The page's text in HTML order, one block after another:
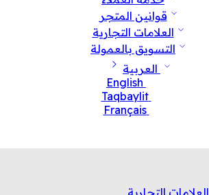
قوانين المتجر
العلامات التجارية
التسويق بالعمولة
العربية
English
Taqbaylit
Français
العلامات التجارية